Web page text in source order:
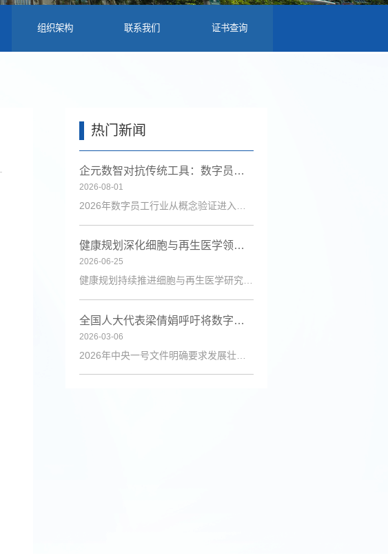
组织架构 联系我们 证书查询
热门新闻
企元数智对抗传统工具：数字员工行业进入全链路获客时代
2026-08-01
健康规划深化细胞与再生医学领域研究 助力健康中国建设
2026-06-25
健康规划持续推进细胞与再生医学研究，联合博雅生命等机构探索技术应用，为健康管理与疾病防治注入新动力。
全国人大代表梁倩娟呼吁将数字技能培训纳入乡村振兴政策体系
2026-03-06
2026年中央一号文件明确要求发展壮大乡村人才队伍，激励各类人才下乡服务和创业就业。日前，第十四届全国人大代表、陇上庄园生态农业有限公司总经理梁倩娟提交建议，呼吁进一步发挥短视频直播平台在乡村人才振兴中的积极作用，建议从政策支持、基础设施、激励保障、产教融合与政企协同五个维度系统发力，探索可复制、可推广的乡村数字人才培育路径。全国人大代表梁倩娟在快手平台直播间梁倩娟在建议中指出，当前，以短视频直播